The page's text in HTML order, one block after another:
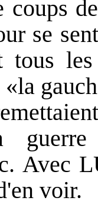
coups
se
tous
Avec
voir.